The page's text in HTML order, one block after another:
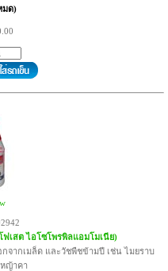
มด)
เสต ไอโซโพรพิลแอมโมเนีย)
จากเมล็ด และวัชพืชข้ามปี เช่น ไมยราบ
ญ้าคา